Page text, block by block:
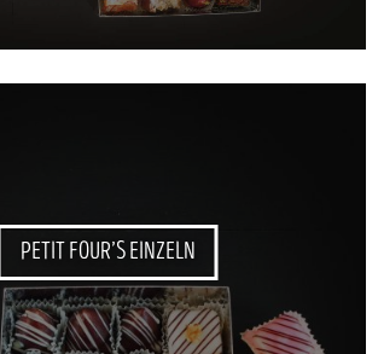
PETIT FOUR’S EINZELN